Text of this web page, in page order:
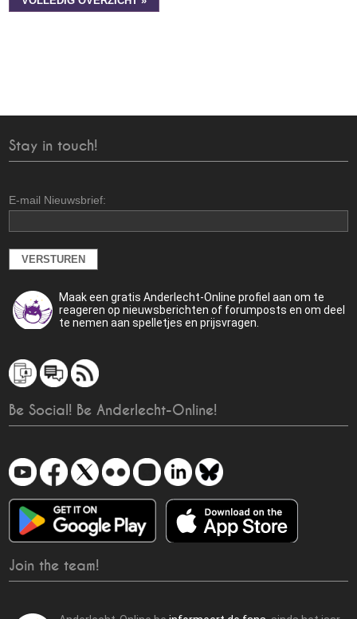
Stay in touch!
E-mail Nieuwsbrief:
Maak een gratis Anderlecht-Online profiel aan om te
reageren op nieuwsberichten of forumposts en om deel
te nemen aan spelletjes en prijsvragen.
Be Social! Be Anderlecht-Online!
Join the team!